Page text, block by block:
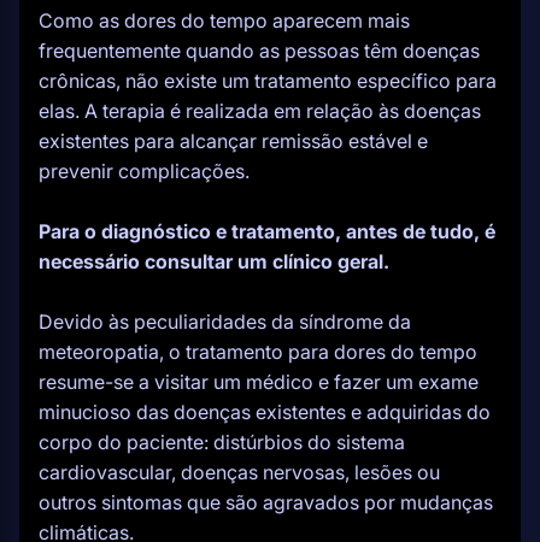
Como as dores do tempo aparecem mais
frequentemente quando as pessoas têm doenças
crônicas, não existe um tratamento específico para
elas. A terapia é realizada em relação às doenças
existentes para alcançar remissão estável e
prevenir complicações.
Para o diagnóstico e tratamento, antes de tudo, é
necessário consultar um clínico geral.
Devido às peculiaridades da síndrome da
meteoropatia, o tratamento para dores do tempo
resume-se a visitar um médico e fazer um exame
minucioso das doenças existentes e adquiridas do
corpo do paciente: distúrbios do sistema
cardiovascular, doenças nervosas, lesões ou
outros sintomas que são agravados por mudanças
climáticas.